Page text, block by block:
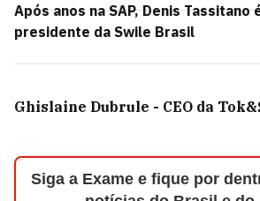
Após anos na SAP, Denis Tassitano
presidente da Swile Brasil
Ghislaine Dubrule - CEO da
Siga a Exame e fique por